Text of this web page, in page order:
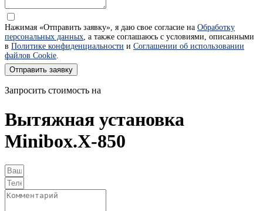
Нажимая «Отправить заявку», я даю свое согласие на Обработку
персональных данных, а также соглашаюсь с условиями, описанными
в Политике конфиденциальности и Соглашении об использовании
файлов Cookie.
Отправить заявку
Запросить стоимость на
Вытяжная установка
Minibox.X-850